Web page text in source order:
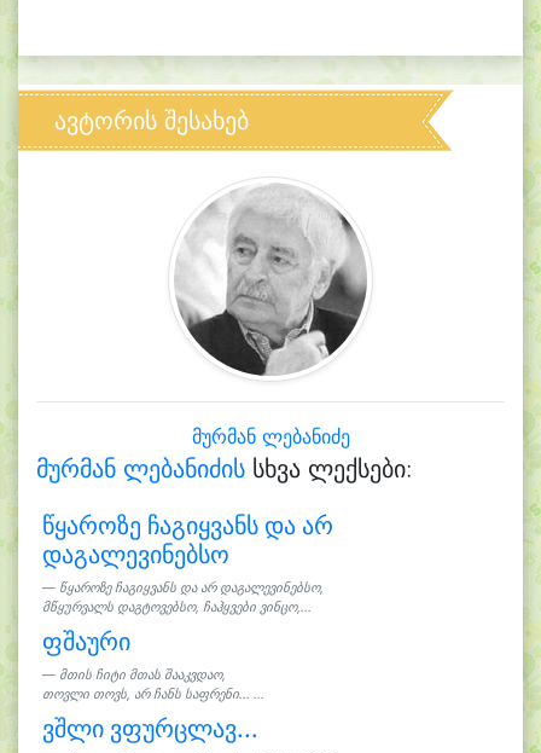
ავტორის შესახებ
მურმან ლებანიძე
მურმან ლებანიძის სხვა ლექსები:
წყაროზე ჩაგიყვანს და არ
დაგალევინებსო
წყაროზე ჩაგიყვანს და არ დაგალევინებსო,
მწყურვალს დაგტოვებსო, ჩაჰყვები ვინცო,...
ფშაური
მთის ჩიტი მთას შააკვდაო,
თოვლი თოვს, არ ჩანს საფრენი... ...
ვშლი ვფურცლავ...